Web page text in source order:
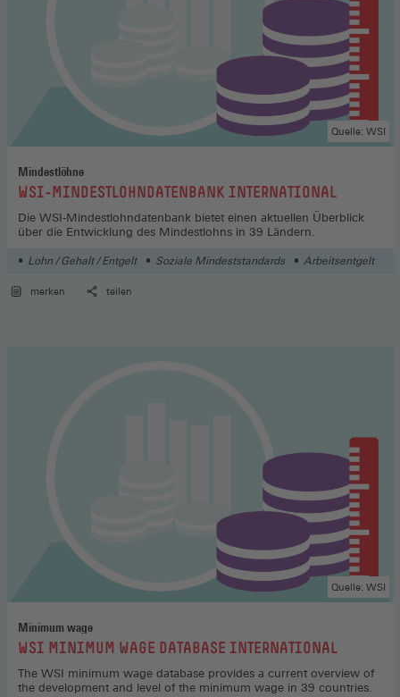
Mindestlöhne
:WSI-MINDESTLOHNDATENBANK INTERNATIONAL
Die WSI-Mindestlohndatenbank bietet einen aktuellen Überblick
über die Entwicklung des Mindestlohns in 39 Ländern.
Quelle: WSI
Lohn / Gehalt / Entgelt Soziale Mindeststandards Arbeitsentgelt
merken teilen
Minimum wage
:WSI MINIMUM WAGE DATABASE INTERNATIONAL
The WSI minimum wage database provides a current overview of
the development and level of the minimum wage in 39 countries.
Quelle: WSI